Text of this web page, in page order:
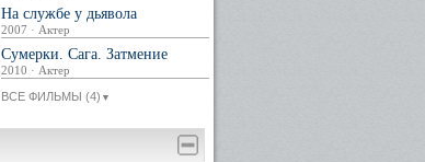
На службе у дьявола
2007 · Актер
Сумерки. Сага. Затмение
2010 · Актер
ВСЕ ФИЛЬМЫ (4) ▼